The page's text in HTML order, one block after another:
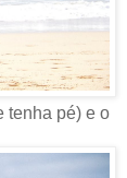
tenha pé) e o